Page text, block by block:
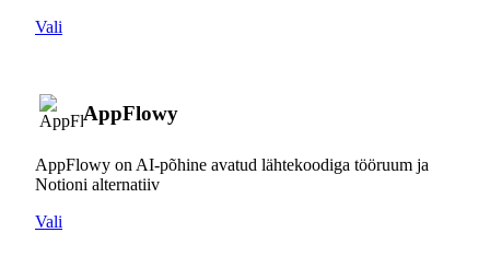
Vali
AppFlowy
AppFlowy on AI-põhine avatud lähtekoodiga tööruum ja
Notioni alternatiiv
Vali